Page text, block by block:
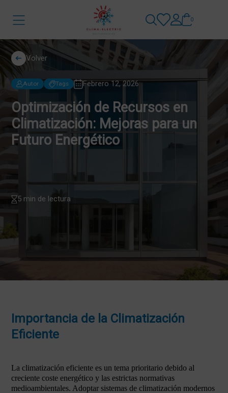
0
Volver
Autor Tags Febrero 12, 2026
Optimización de Recursos en
Climatización: Mejoras para un
Futuro Energético
5 min de lectura
Importancia de la Climatización
Eficiente
La climatización eficiente es un tema prioritario debido al
creciente coste energético y las estrictas normativas
medioambientales. Adoptar sistemas de climatización modernos